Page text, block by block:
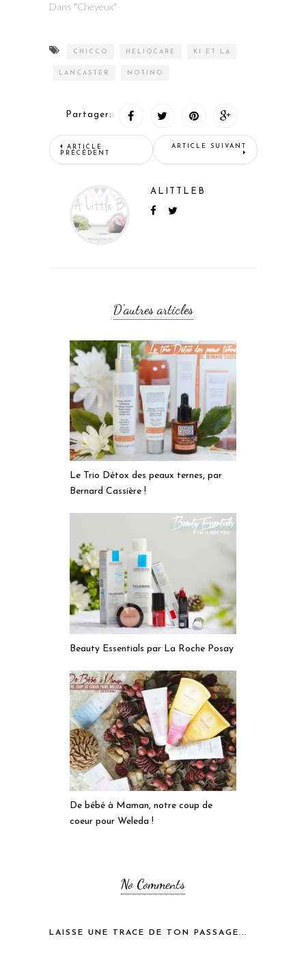
Dans "Cheveux"
CHICCO HELIOCARE KI ET LA
LANCASTER NOTINO
Partager:
ARTICLE
PRÉCÉDENT
ARTICLE SUIVANT
ALITTLEB
D'autres articles
Le Trio Détox des peaux ternes, par
Bernard Cassière !
Beauty Essentials par La Roche Posay
De bébé à Maman, notre coup de
coeur pour Weleda !
No Comments
LAISSE UNE TRACE DE TON PASSAGE...